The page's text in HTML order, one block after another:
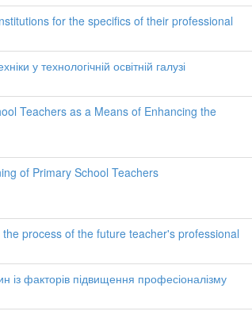
for the specifics of their professional
у технологічній освітній галузі
Teachers as a Means of Enhancing the
of Primary School Teachers
process of the future teacher's professional
із факторів підвищення професіоналізму